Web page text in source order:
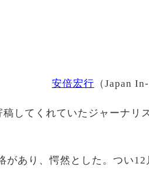
安倍宏行 （Japan
してくれていたジャーナリ
があり、愕然とした。つい